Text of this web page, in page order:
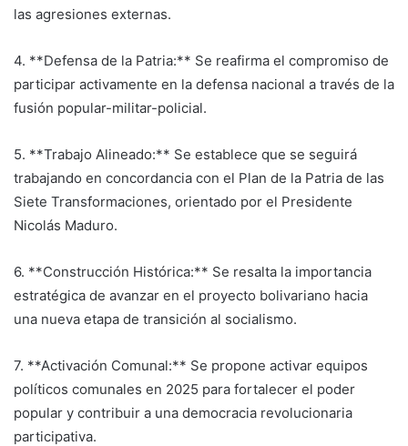
las agresiones externas.
4. **Defensa de la Patria:** Se reafirma el compromiso de
participar activamente en la defensa nacional a través de la
fusión popular-militar-policial.
5. **Trabajo Alineado:** Se establece que se seguirá
trabajando en concordancia con el Plan de la Patria de las
Siete Transformaciones, orientado por el Presidente
Nicolás Maduro.
6. **Construcción Histórica:** Se resalta la importancia
estratégica de avanzar en el proyecto bolivariano hacia
una nueva etapa de transición al socialismo.
7. **Activación Comunal:** Se propone activar equipos
políticos comunales en 2025 para fortalecer el poder
popular y contribuir a una democracia revolucionaria
participativa.